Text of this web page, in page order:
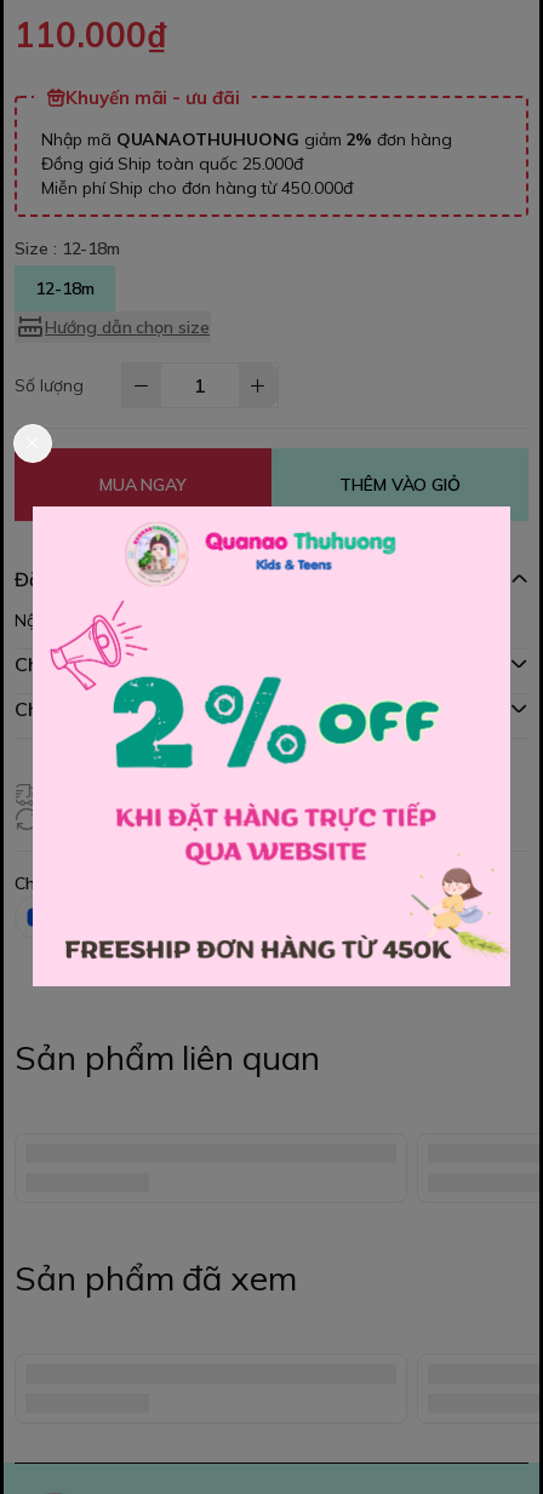
110.000₫
Khuyến mãi - ưu đãi
Nhập mã QUANAOTHUHUONG giảm 2% đơn hàng
Đồng giá Ship toàn quốc 25.000đ
Miễn phí Ship cho đơn hàng từ 450.000đ
Size : 12-18m
12-18m
Hướng dẫn chọn size
Số lượng
MUA NGAY THÊM VÀO GIỎ
Đặc điểm nổi bật
Nội dung đang được cập nhật
Chính sách mua hàng
Chính sách đổi hàng
Đổi hàng 3 ngày (HCM), 7 ngày (Tỉnh)
Chia sẻ
Sản phẩm liên quan
Sản phẩm đã xem